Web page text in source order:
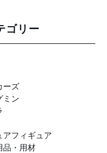
ゴリー
ーズ
ミン
アフィギュア
品・用材